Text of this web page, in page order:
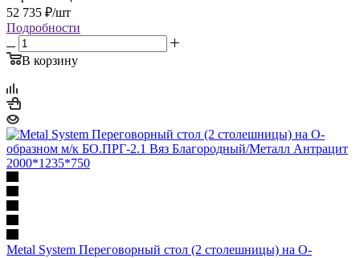
52 735 ₽/шт
Подробности
В корзину
Metal System Переговорный стол (2 столешницы) на О-